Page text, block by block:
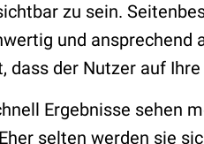
zu sein.
und
dass der Nutzer auf
Ergebnisse sehen
selten werden sie